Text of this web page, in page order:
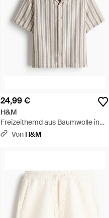
24,99 €
H&M
Freizeithemd aus Baumwolle in
Regular Fit - Weiß
Von H&M